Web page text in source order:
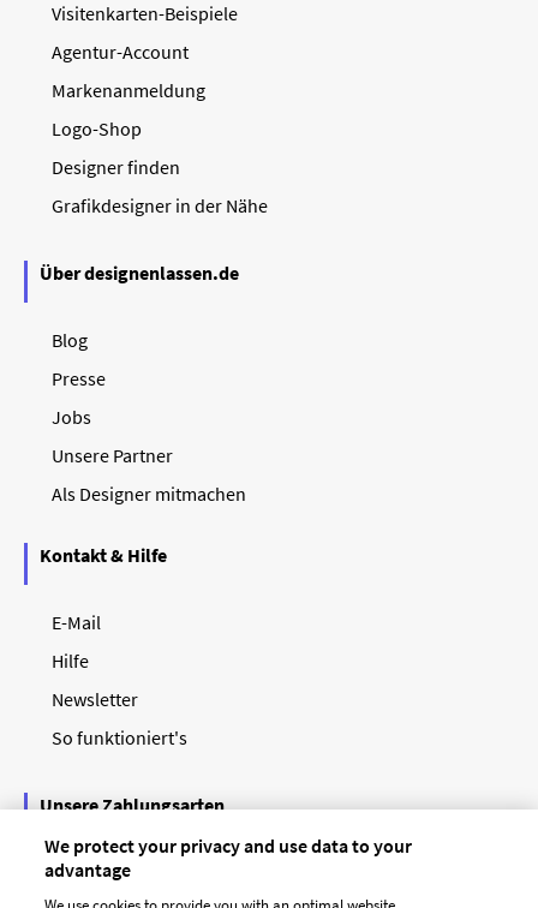
Visitenkarten-Beispiele
Agentur-Account
Markenanmeldung
Logo-Shop
Designer finden
Grafikdesigner in der Nähe
Über designenlassen.de
Blog
Presse
Jobs
Unsere Partner
Als Designer mitmachen
Kontakt & Hilfe
E-Mail
Hilfe
Newsletter
So funktioniert's
Unsere Zahlungsarten
We protect your privacy and use data to your
advantage